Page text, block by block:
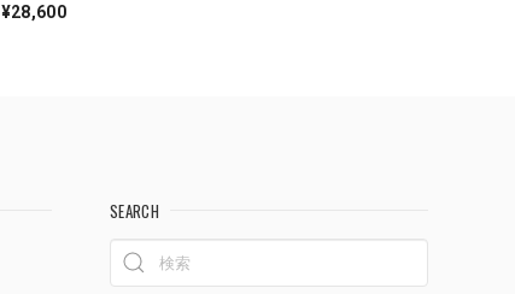
¥28,600
SEARCH